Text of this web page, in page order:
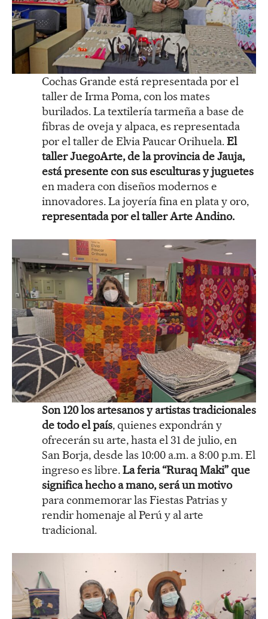
Cochas Grande está representada por el
taller de Irma Poma, con los mates
burilados. La textilería tarmeña a base de
fibras de oveja y alpaca, es representada
por el taller de Elvia Paucar Orihuela.El
taller JuegoArte, de la provincia de Jauja,
está presente con sus esculturas y juguetes
en madera con diseños modernos e
innovadores. La joyería fina en plata y oro,
representada por el taller Arte Andino.
Son 120 los artesanos y artistas tradicionales
de todo el país, quienes expondrán y
ofrecerán su arte, hasta el 31 de julio, en
San Borja, desde las 10:00 a.m. a 8:00 p.m. El
ingreso es libre.La feria “Ruraq Maki” que
significa hecho a mano, será un motivo
para conmemorar las Fiestas Patrias y
rendir homenaje al Perú y al arte
tradicional.